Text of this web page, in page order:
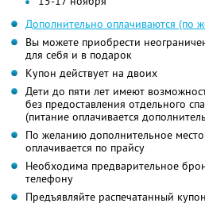
Дополнительно оплачиваются (по
Вы можете приобрести
для себя и в подарок
Купон действует на двоих
Дети до пяти лет имеют
без предоставления отдельного
(питание оплачивается
По желанию дополнительное
оплачивается по прайсу
Необходима предварительное
телефону
Предъявляйте распечатанный